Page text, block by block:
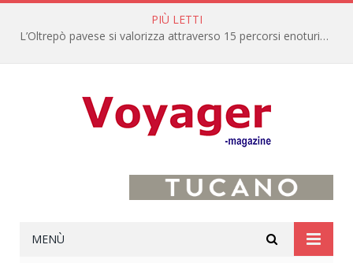
PIÙ LETTI
L’Oltrepò pavese si valorizza attraverso 15 percorsi enoturistici
MENÙ